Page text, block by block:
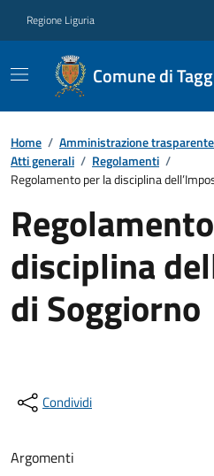
Regione Liguria
Comune di
Home / Amministrazione trasparente
Atti generali / Regolamenti /
Regolamento per la disciplina
disciplina
di Soggiorno
Condividi
Argomenti